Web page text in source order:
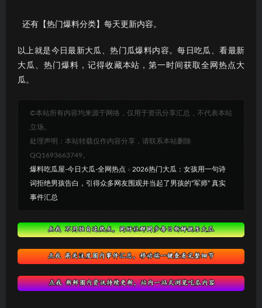
还有【热门爆料分类】每天更新内容。
以上就是今日最新大瓜、热门瓜爆料内容。每日吃瓜、看最新
大瓜、热门爆料，记得收藏本站，第一时间获取全网热点大
瓜。
©本站所有内容均来源于网络，仅用于资讯分享汇总，不代表本站
立场。
处理声明：本站转载仅作内容分享，请联系本站删除
QQ1693663749。
爆料吃瓜屋-今日大瓜-全网热点 » 2026热门大瓜：女孩用一句诗
词拒绝男孩告白，引得众多网友围观并当起了男孩的“军师” 真实
事件汇总